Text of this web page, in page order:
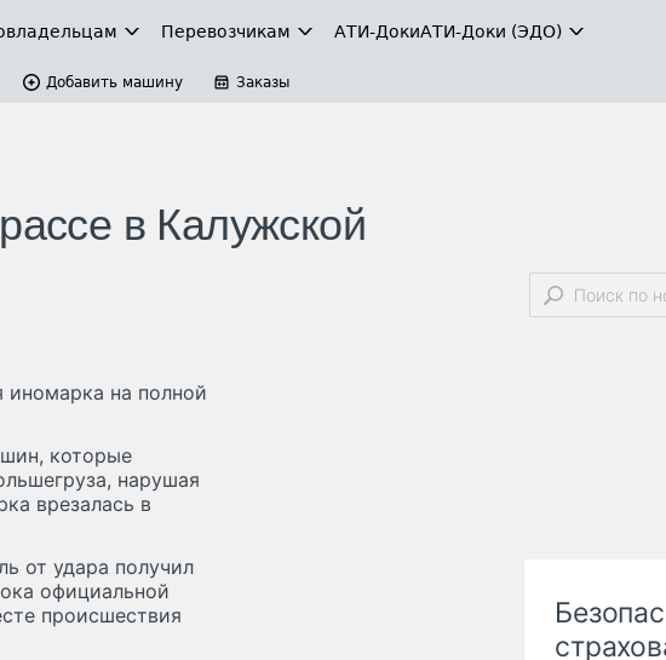
Перевозчикам АТИ-ДокиАТИ-Доки (ЭДО)
Добавить машину Заказы
в Калужской
иномарка на полной
которые
нарушая
врезалась в
от удара получил
официальной
происшествия